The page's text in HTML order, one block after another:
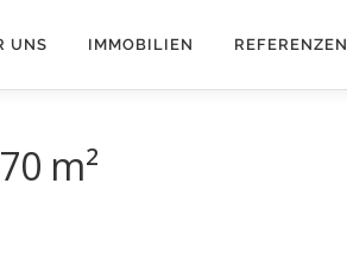
UNS IMMOBILIEN REFERENZEN
m²